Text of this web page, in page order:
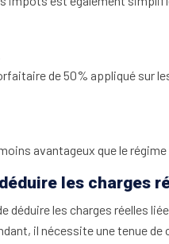
de 50% appliqué sur
avantageux que le régime
les charges
déduire les charges réelles
il nécessite une tenue